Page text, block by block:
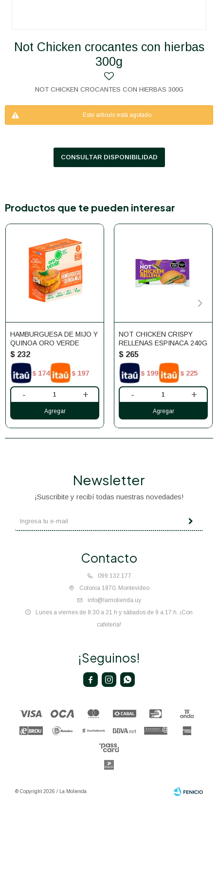
Not Chicken crocantes con hierbas
300g
NOT CHICKEN CROCANTES CON HIERBAS 300G
Este artículo está agotado.
CONSULTAR DISPONIBILIDAD
Productos que te pueden interesar
HAMBURGUESA DE MIJO Y
QUINOA ORO VERDE
$ 232
$ 174 $ 197
- +
NOT CHICKEN CRISPY
RELLENAS ESPINACA 240G
$ 265
$ 199 $ 225
- +
Contacto
099 132 177
Colonia 1870, Montevideo
info@lamolienda.uy
Lunes a viernes de 8:30 a 21 h y sábados de 9 a 17 h. ¡Con
cafetería!
Newsletter
¡Suscribite y recibí todas nuestras novedades!
¡Seguinos!
  
© Copyright 2026 / La Molienda